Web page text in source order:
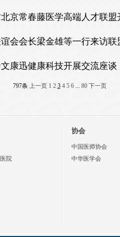
京常春藤医学高端人才联盟
会会长梁金雄等一行来访联
康迅健康科技开展交流座谈
797条 上一页 1 2 3 4 5 6... 80 下一页
院
协会
中国医师协会
中华医学会